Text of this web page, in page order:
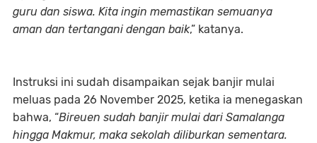
guru dan siswa. Kita ingin memastikan semuanya
aman dan tertangani dengan baik,” katanya.
Instruksi ini sudah disampaikan sejak banjir mulai
meluas pada 26 November 2025, ketika ia menegaskan
bahwa, “Bireuen sudah banjir mulai dari Samalanga
hingga Makmur, maka sekolah diliburkan sementara.